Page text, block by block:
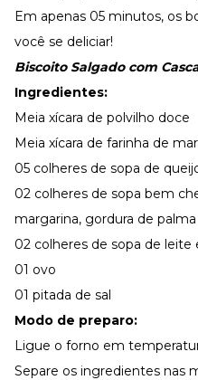
Em apenas 05 minutos, os
você se deliciar!
Biscoito Salgado com
Ingredientes:
Meia xícara de polvilho doce
Meia xícara de farinha de
05 colheres de sopa de
02 colheres de sopa bem
margarina, gordura de
02 colheres de sopa de
01 ovo
01 pitada de sal
Modo de preparo:
Ligue o forno em
Separe os ingredientes nas